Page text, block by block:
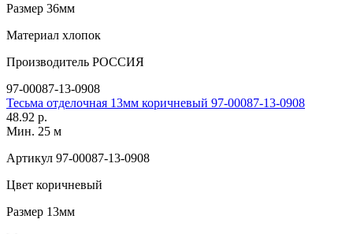
Размер 36мм
Материал хлопок
Производитель РОССИЯ
97-00087-13-0908
Тесьма отделочная 13мм коричневый 97-00087-13-0908
48.92 р.
Мин. 25 м
Артикул 97-00087-13-0908
Цвет коричневый
Размер 13мм